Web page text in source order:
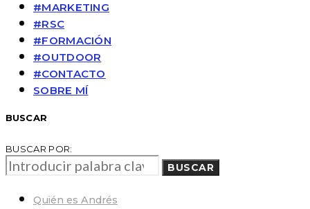
#MARKETING
#RSC
#FORMACIÓN
#OUTDOOR
#CONTACTO
SOBRE MÍ
BUSCAR
BUSCAR POR:
BUSCAR
Quién es Andrés